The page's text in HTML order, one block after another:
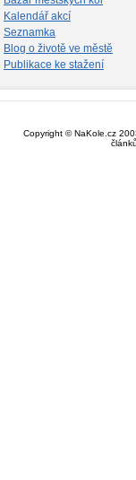
Kalendář akcí
Seznamka
Blog o životě ve městě
Publikace ke stažení
Copyright © NaKole.cz